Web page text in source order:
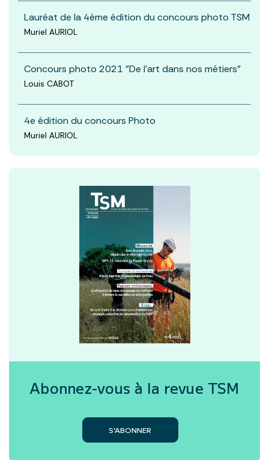
Lauréat de la 4ème édition du concours photo TSM
Muriel AURIOL
Concours photo 2021 "De l’art dans nos métiers"
Louis CABOT
4e édition du concours Photo
Muriel AURIOL
Abonnez-vous à la revue TSM
S’ABONNER